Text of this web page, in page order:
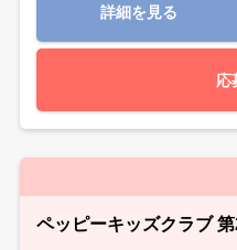
詳細を見る
応
ペッピーキッズクラブ